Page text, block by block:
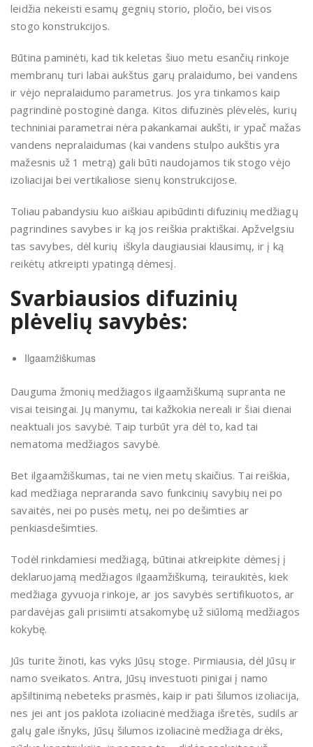
leidžia nekeisti esamų gegnių storio, pločio, bei visos
stogo konstrukcijos.
Būtina paminėti, kad tik keletas šiuo metu esančių rinkoje
membranų turi labai aukštus garų pralaidumo, bei vandens
ir vėjo nepralaidumo parametrus. Jos yra tinkamos kaip
pagrindinė postoginė danga. Kitos difuzinės plėvelės, kurių
techniniai parametrai nėra pakankamai aukšti, ir ypač mažas
vandens nepralaidumas (kai vandens stulpo aukštis yra
mažesnis už 1 metrą) gali būti naudojamos tik stogo vėjo
izoliacijai bei vertikaliose sienų konstrukcijose.
Toliau pabandysiu kuo aiškiau apibūdinti difuzinių medžiagų
pagrindines savybes ir ką jos reiškia praktiškai. Apžvelgsiu
tas savybes, dėl kurių iškyla daugiausiai klausimų, ir į ką
reikėtų atkreipti ypatingą dėmesį.
Svarbiausios difuzinių
plėvelių savybės:
Ilgaamžiškumas
Dauguma žmonių medžiagos ilgaamžiškumą supranta ne
visai teisingai. Jų manymu, tai kažkokia nereali ir šiai dienai
neaktuali jos savybė. Taip turbūt yra dėl to, kad tai
nematoma medžiagos savybė.
Bet ilgaamžiškumas, tai ne vien metų skaičius. Tai reiškia,
kad medžiaga nepraranda savo funkcinių savybių nei po
savaitės, nei po pusės metų, nei po dešimties ar
penkiasdešimties.
Todėl rinkdamiesi medžiagą, būtinai atkreipkite dėmesį į
deklaruojamą medžiagos ilgaamžiškumą, teiraukitės, kiek
medžiaga gyvuoja rinkoje, ar jos savybės sertifikuotos, ar
pardavėjas gali prisiimti atsakomybę už siūlomą medžiagos
kokybę.
Jūs turite žinoti, kas vyks Jūsų stoge. Pirmiausia, dėl Jūsų ir
namo sveikatos. Antra, Jūsų investuoti pinigai į namo
apšiltinimą nebeteks prasmės, kaip ir pati šilumos izoliacija,
nes jei ant jos paklota izoliacinė medžiaga išretės, sudils ar
galų gale išnyks, Jūsų šilumos izoliacinė medžiaga drėks,